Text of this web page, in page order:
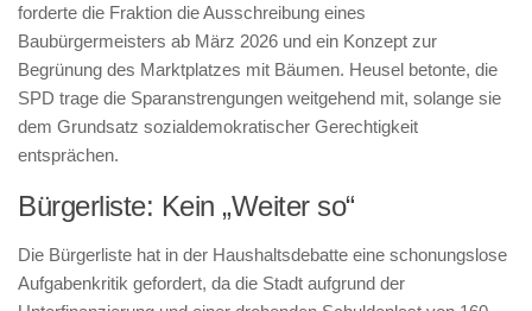
forderte die Fraktion die Ausschreibung eines
Baubürgermeisters ab März 2026 und ein Konzept zur
Begrünung des Marktplatzes mit Bäumen. Heusel betonte, die
SPD trage die Sparanstrengungen weitgehend mit, solange sie
dem Grundsatz sozialdemokratischer Gerechtigkeit
entsprächen.
Bürgerliste: Kein „Weiter so“
Die Bürgerliste hat in der Haushaltsdebatte eine schonungslose
Aufgabenkritik gefordert, da die Stadt aufgrund der